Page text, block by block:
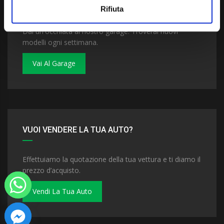
Rifiuta
Dai un'occhiata al nostro garage. Troverai nuovi
modelli ogni settimana.
Vai Al Garage
VUOI VENDERE LA TUA AUTO?
Effettuiamo la quotazione della tua vettura e ti diamo il
prezzo d’acquisto.
Vendi La Tua Auto